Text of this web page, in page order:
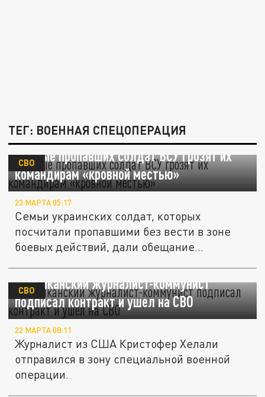
ТЕГ: ВОЕННАЯ СПЕЦОПЕРАЦИЯ
Родные пропавших солдат ВСУ грозят их
командирам «кровной местью»
СВО
23 МАРТА 05:17
Семьи украинских солдат, которых
посчитали пропавшими без вести в зоне
боевых действий, дали обещание...
Американский журналист-коммунист
подписал контракт и ушел на СВО
СВО
22 МАРТА 08:11
Журналист из США Кристофер Хелали
отправился в зону специальной военной
операции.